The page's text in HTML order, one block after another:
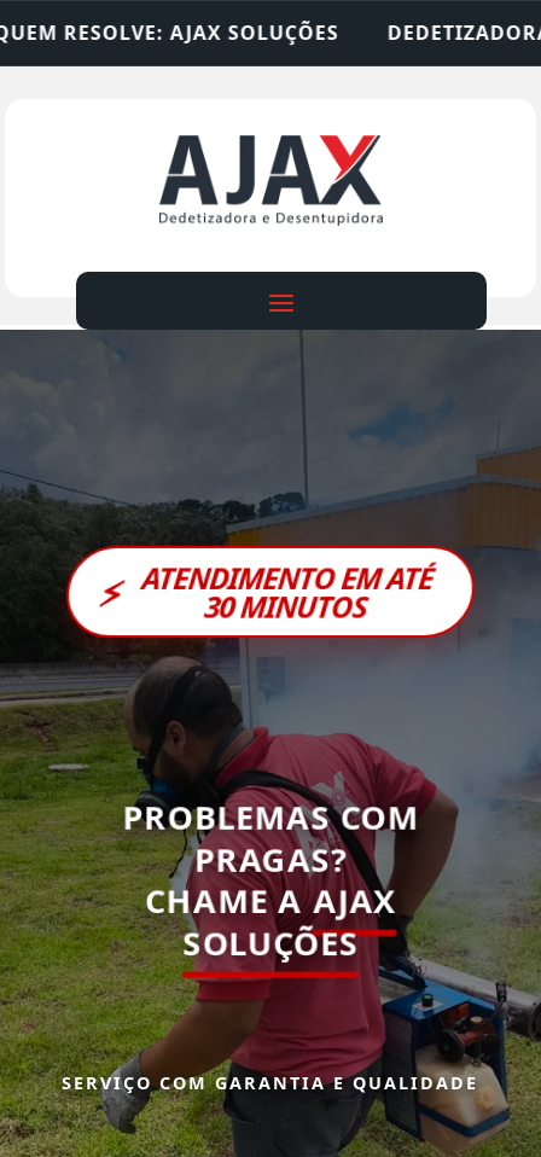
DEDETIZADORA • DESENTUPIDORA •
⚡ ATENDIMENTO EM ATÉ
30 MINUTOS
PROBLEMAS COM
PRAGAS?
CHAME AAJAX
SOLUÇÕES
SERVIÇO COM GARANTIA E QUALIDADE